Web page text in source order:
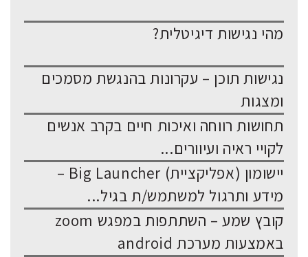
מהי נגישות דיגיטלית?
נגישות תוכן – עקרונות בהנגשת מסמכים
ומצגות
תחושות רווחה ואיכות חיים בקרב אנשים
לקויי ראיה ועיוורים...
יישומון (אפליקציית) Big Launcher –
מידע ותרגול למשתמש/ת בגיל...
קובץ שמע – השתתפות במפגש zoom
באמצעות מערכת android